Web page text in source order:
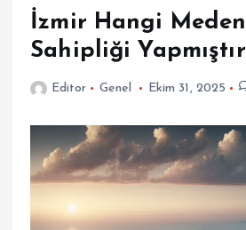
İzmir Hangi
Sahipliği Yapmıştır
Editor Genel Ekim 31, 2025